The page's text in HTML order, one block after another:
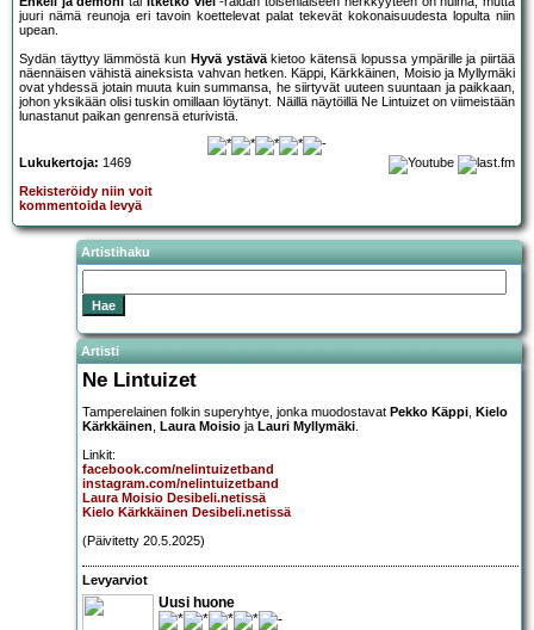
juuri nämä reunoja eri tavoin koettelevat palat tekevät kokonaisuudesta lopulta niin
upean.
Sydän täyttyy lämmöstä kun Hyvä ystäväkietoo kätensä lopussa ympärille ja piirtää
näennäisen vähistä aineksista vahvan hetken. Käppi, Kärkkäinen, Moisio ja Myllymäki
ovat yhdessä jotain muuta kuin summansa, he siirtyvät uuteen suuntaan ja paikkaan,
johon yksikään olisi tuskin omillaan löytänyt. Näillä näytöillä Ne Lintuizet on viimeistään
lunastanut paikan genrensä eturivistä.
Lukukertoja: 1469
Rekisteröidy niin voit
kommentoida levyä
Artistihaku
Artisti
Ne Lintuizet
Tamperelainen folkin superyhtye, jonka muodostavat Pekko Käppi Kielo
Kärkkäinen Laura Moisio ja Lauri Myllymäki
Linkit:
facebook.com/nelintuizetband
instagram.com/nelintuizetband
Laura Moisio Desibeli.netissä
Kielo Kärkkäinen Desibeli.netissä
(Päivitetty 20.5.2025)
Levyarviot
Uusi huone